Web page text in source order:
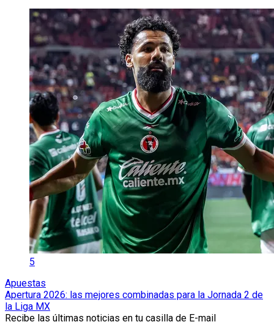
5
Apuestas
Apertura 2026: las mejores combinadas para la Jornada 2 de
la Liga MX
Recibe las últimas noticias en tu casilla de E-mail